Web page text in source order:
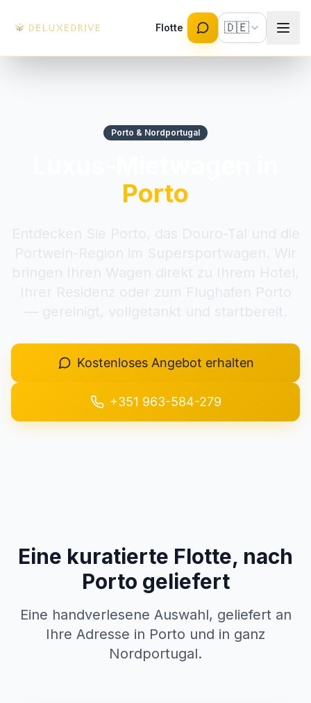
Flotte 🇩🇪
Angebot anfordern
Porto & Nordportugal
Porto
Kostenloses Angebot erhalten
+351 963-584-279
Eine kuratierte Flotte, nach
Porto geliefert
Eine handverlesene Auswahl, geliefert an
Ihre Adresse in Porto und in ganz
Nordportugal.